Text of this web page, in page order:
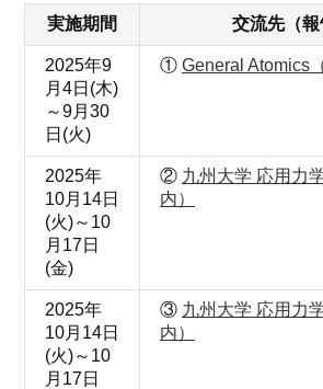
実施期間 交流先（報
2025年9
月4日(木)
～9月30
日(火)
① General Atomics
2025年
10月14日
(火)～10
月17日
(金)
② 九州大学 応用力
内）
2025年
10月14日
(火)～10
月17日
③ 九州大学 応用力
内）